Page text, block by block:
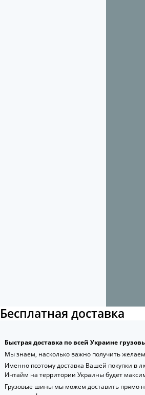
Бесплатная доставка
Быстрая доставка по всей Украине
Мы знаем, насколько важно получить
Именно поэтому доставка Вашей покупки в
Интайм на территории Украины будет
Грузовые шины мы можем доставить прямо